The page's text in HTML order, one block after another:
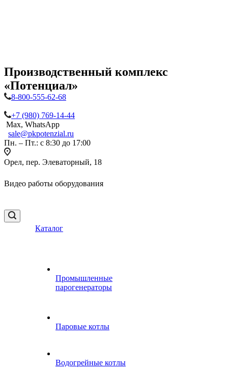
Производственный комплекс
«Потенциал»
8-800-555-62-68
+7 (980) 769-14-44
Max, WhatsApp
sale@pkpotenzial.ru
Пн. – Пт.: с 8:30 до 17:00
Орел, пер. Элеваторный, 18
Видео работы оборудования
Каталог
Промышленные
парогенераторы
Паровые котлы
Водогрейные котлы